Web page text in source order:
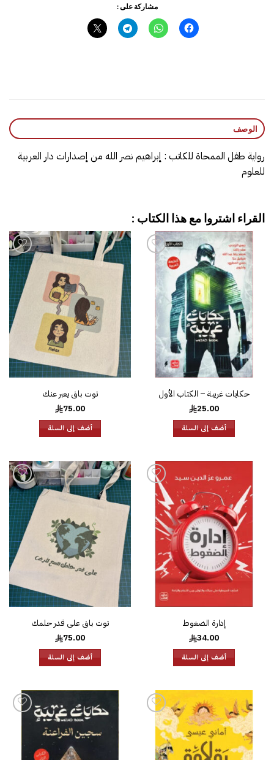
مشاركة على :
الوصف
رواية طفل الممحاة للكاتب : إبراهيم نصر الله من إصدارات دار العربية
للعلوم
القراء اشتروا مع هذا الكتاب :
إضافة
قائمة
الرغبات
حكايات غريبة – الكتاب الأول
25.00
أضف إلى السلة
إضافة
إلى
قائمة
الرغبات
توت باق يعبر عنك
75.00
أضف إلى السلة
إضافة
إلى
الرغبات
إدارة الضغوط
34.00
أضف إلى السلة
إضافة
إلى
قائمة
الرغبات
توت باق على قدر حلمك
75.00
أضف إلى السلة
إضافة
إلى
قائمة
الرغبات
إلى
الرغبات